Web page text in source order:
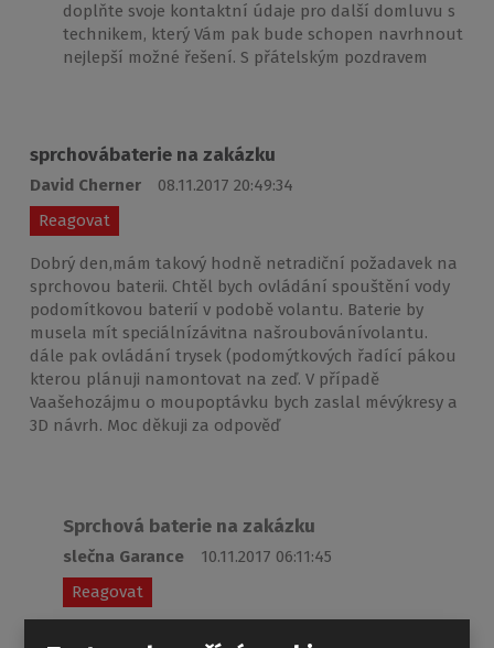
doplňte svoje kontaktní údaje pro další domluvu s
technikem, který Vám pak bude schopen navrhnout
nejlepší možné řešení. S přátelským pozdravem
sprchovábaterie na zakázku
David Cherner
08.11.2017 20:49:34
Reagovat
Dobrý den,mám takový hodně netradiční požadavek na
sprchovou baterii. Chtěl bych ovládání spouštění vody
podomítkovou baterií v podobě volantu. Baterie by
musela mít speciálnízávitna našroubovánívolantu.
dále pak ovládání trysek (podomýtkových řadící pákou
kterou plánuji namontovat na zeď. V případě
Vaašehozájmu o moupoptávku bych zaslal mévýkresy a
3D návrh. Moc děkuji za odpověď
Sprchová baterie na zakázku
slečna Garance
10.11.2017 06:11:45
Reagovat